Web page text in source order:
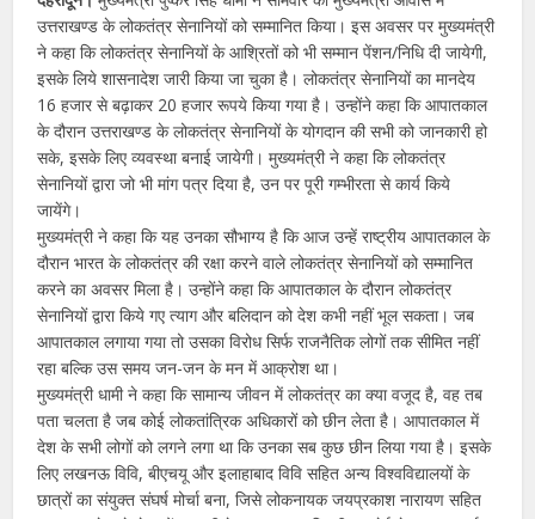
उत्तराखण्ड के लोकतंत्र सेनानियों को सम्मानित किया। इस अवसर पर मुख्यमंत्री
ने कहा कि लोकतंत्र सेनानियों के आश्रितों को भी सम्मान पेंशन/निधि दी जायेगी,
इसके लिये शासनादेश जारी किया जा चुका है। लोकतंत्र सेनानियों का मानदेय
16 हजार से बढ़ाकर 20 हजार रूपये किया गया है। उन्होंने कहा कि आपातकाल
के दौरान उत्तराखण्ड के लोकतंत्र सेनानियों के योगदान की सभी को जानकारी हो
सके, इसके लिए व्यवस्था बनाई जायेगी। मुख्यमंत्री ने कहा कि लोकतंत्र
सेनानियों द्वारा जो भी मांग पत्र दिया है, उन पर पूरी गम्भीरता से कार्य किये
जायेंगे।
मुख्यमंत्री ने कहा कि यह उनका सौभाग्य है कि आज उन्हें राष्ट्रीय आपातकाल के
दौरान भारत के लोकतंत्र की रक्षा करने वाले लोकतंत्र सेनानियों को सम्मानित
करने का अवसर मिला है। उन्होंने कहा कि आपातकाल के दौरान लोकतंत्र
सेनानियों द्वारा किये गए त्याग और बलिदान को देश कभी नहीं भूल सकता। जब
आपातकाल लगाया गया तो उसका विरोध सिर्फ राजनैतिक लोगों तक सीमित नहीं
रहा बल्कि उस समय जन-जन के मन में आक्रोश था।
मुख्यमंत्री धामी ने कहा कि सामान्य जीवन में लोकतंत्र का क्या वजूद है, वह तब
पता चलता है जब कोई लोकतांत्रिक अधिकारों को छीन लेता है। आपातकाल में
देश के सभी लोगों को लगने लगा था कि उनका सब कुछ छीन लिया गया है। इसके
लिए लखनऊ विवि, बीएचयू और इलाहाबाद विवि सहित अन्य विश्वविद्यालयों के
छात्रों का संयुक्त संघर्ष मोर्चा बना, जिसे लोकनायक जयप्रकाश नारायण सहित